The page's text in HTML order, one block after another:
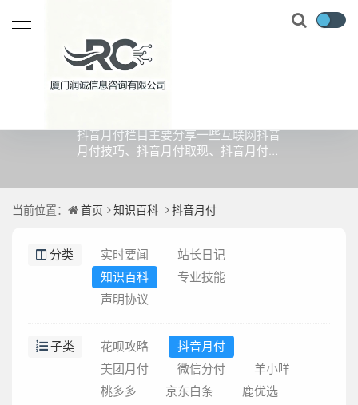
抖音月付
抖音月付栏目主要分享一些互联网抖音
月付技巧、抖音月付取现、抖音月付安
当前位置： 首页 知识百科 抖音月付
分类 实时要闻
站长日记
知识百科
专业技能
声明协议
子类 花呗攻略
抖音月付
美团月付
微信分付
羊小咩
桃多多
京东白条
鹿优选